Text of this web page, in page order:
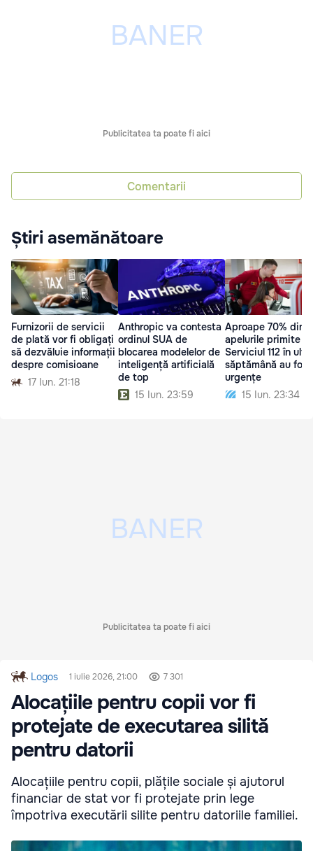
Publicitatea ta poate fi aici
Comentarii
Știri asemănătoare
Furnizorii de servicii
de plată vor fi obligați
să dezvăluie informații
despre comisioane
17 Iun. 21:18
Anthropic va contesta
ordinul SUA de
blocarea modelelor de
inteligență artificială
de top
15 Iun. 23:59
Aproape 70% din
apelurile primite la
Serviciul 112 în
săptămână au fost
urgențe
15 Iun. 23:34
Publicitatea ta poate fi aici
Logos 1 iulie 2026, 21:00 7 301
Alocațiile pentru copii vor fi
protejate de executarea silită
pentru datorii
Alocațiile pentru copii, plățile sociale și ajutorul
financiar de stat vor fi protejate prin lege
împotriva executării silite pentru datoriile familiei.